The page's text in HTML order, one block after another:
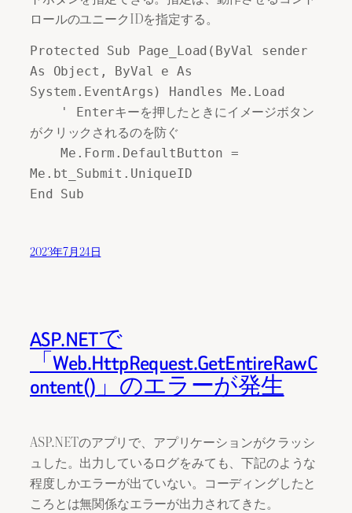
ロールのユニークIDを指定する。
Protected Sub Page_Load(ByVal sender
As Object, ByVal e As
System.EventArgs) Handles Me.Load
がクリックされるのを防ぐ
Me.bt_Submit.UniqueID
End Sub
2023年7月24日
ASP.NETで
「Web.HttpRequest.GetEntireRawC
ontent()」のエラーが発生
ASP.NETのアプリで、アプリケーションがクラッシ
ュした。出力しているログをみても、下記のような
程度しかエラーが出ていない。コーディングしたと
ころとは無関係なエラーが出力されてきた。